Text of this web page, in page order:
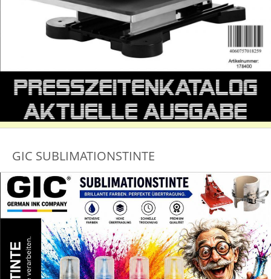
GIC SUBLIMATIONSTINTE